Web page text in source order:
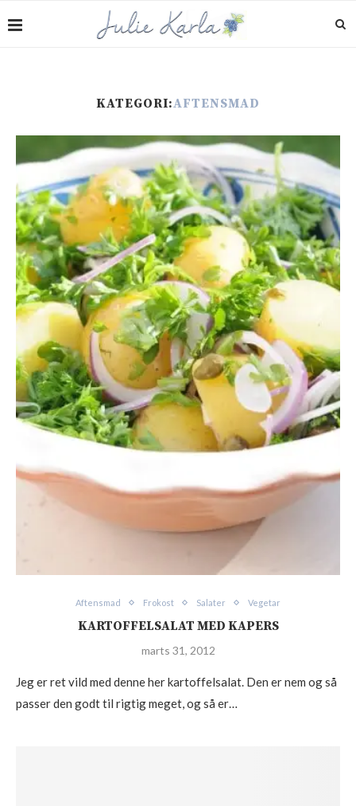
KATEGORI:AFTENSMAD
Aftensmad Frokost Salater Vegetar
KARTOFFELSALAT MED KAPERS
marts 31, 2012
Jeg er ret vild med denne her kartoffelsalat. Den er nem og så
passer den godt til rigtig meget, og så er…